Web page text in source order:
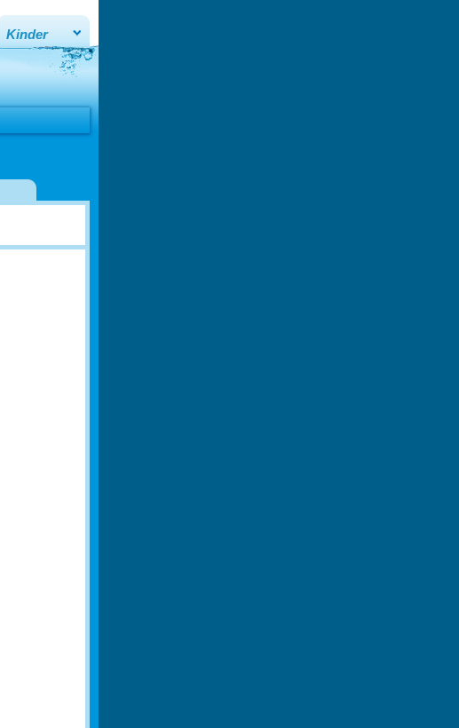
Kinder